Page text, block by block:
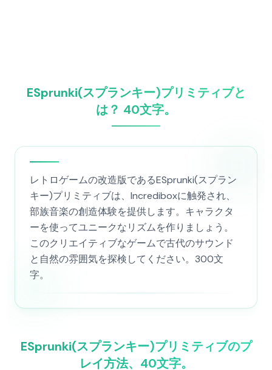
ESprunki(スプランキー)プリミティブと
は？ 40文字。
レトロゲームの改造版であるESprunki(スプラン
キー)プリミティブは、Incrediboxに触発され、
部族音楽の創造体験を提供します。キャラクタ
ーを使ってユニークなリズムを作りましょう。
このクリエイティブなゲームで古代のサウンド
と自然の雰囲気を探検してください。300文
字。
ESprunki(スプランキー)プリミティブのプ
レイ方法、40文字。